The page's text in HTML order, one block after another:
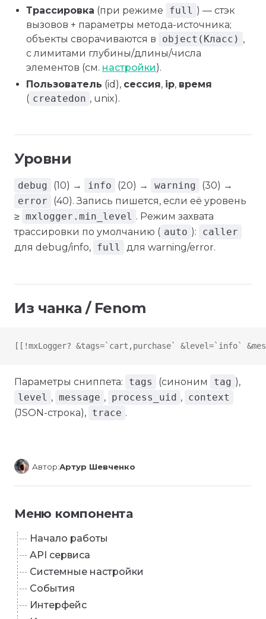
Трассировка (при режиме full ) — стэк
вызовов + параметры метода-источника;
объекты сворачиваются в
object(Класс) ,
с лимитами глубины/длины/числа
элементов (см. настройки).
Пользователь (id), сессия, ip, время
( createdon , unix).
Уровни
debug (10) → info (20) → warning
(30) →
error
(40). Запись пишется, если её уровень
≥ mxlogger.min_level . Режим захвата
трассировки по умолчанию ( auto ):
caller
для debug/info, full для warning/error.
Из чанка / Fenom
[[!mxLogger? &tags=`cart,purchase` &level=`info`
Параметры сниппета: tags (синоним tag ),
level , message , process_uid , context
(JSON-строка), trace .
Автор:Артур Шевченко
Меню компонента
Начало работы
API сервиса
Системные настройки
События
Интерфейс